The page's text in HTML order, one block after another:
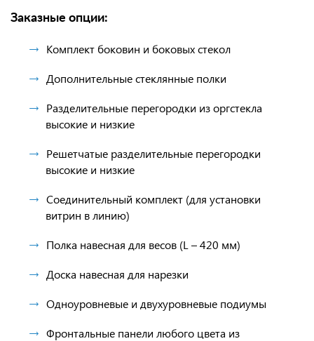
Заказные опции:
Комплект боковин и боковых стекол
Дополнительные стеклянные полки
Разделительные перегородки из оргстекла
высокие и низкие
Решетчатые разделительные перегородки
высокие и низкие
Соединительный комплект (для установки
витрин в линию)
Полка навесная для весов (L – 420 мм)
Доска навесная для нарезки
Одноуровневые и двухуровневые подиумы
Фронтальные панели любого цвета из